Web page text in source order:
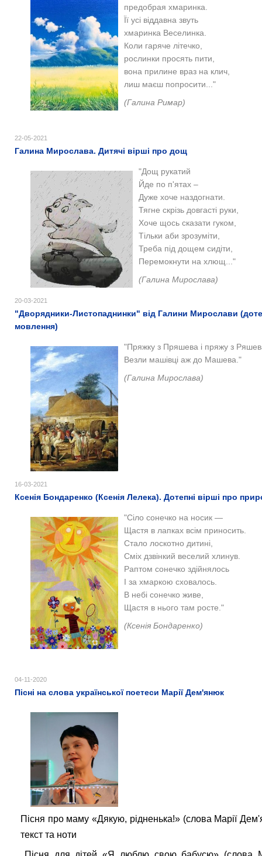
предобрая хмаринка.
Її усі віддавна звуть
хмаринка Веселинка.
Коли гаряче літечко,
рослинки просять пити,
вона прилине враз на клич,
лиш маєш попросити..."
(Галина Римар)
22-05-2021
Галина Мирослава. Дитячі вірші про дощ
"Дощ рукатий
Йде по п'ятах –
Дуже хоче наздогнати.
Тягне скрізь довгасті руки,
Хоче щось сказати гуком,
Тільки аби зрозуміти,
Треба під дощем сидіти,
Перемокнути на хлющ..."
(Галина Мирослава)
20-03-2021
"Дворядники-Листопаднинки" від Галини Мирослави
мовлення)
"Пряжку з Пряшева і пряжу з
Везли машівці аж до Машева."
(Галина Мирослава)
16-03-2021
Ксенія Бондаренко (Ксенія Лелека). Дотепні вірші про
"Сіло сонечко на носик —
Щастя в лапках всім приносить.
Стало лоскотно дитині,
Сміх дзвінкий веселий хлинув.
Раптом сонечко здійнялось
І за хмаркою сховалось.
В небі сонечко живе,
Щастя в нього там росте. "
(Ксенія Бондаренко)
04-11-2020
Пісні на слова української поетеси Марії Дем'янюк
Пісня про маму «Дякую, рідненька!» (слова Марії
текст та ноти